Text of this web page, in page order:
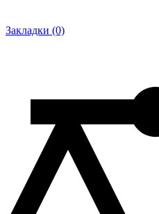
Закладки (0)